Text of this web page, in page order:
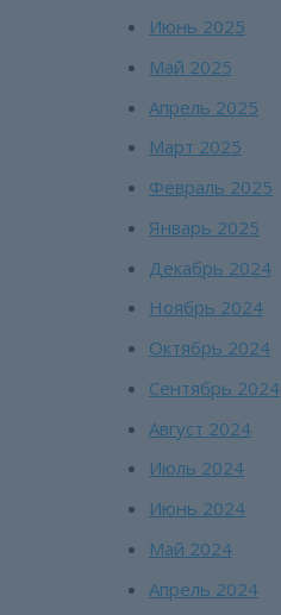
Июнь 2025
Май 2025
Апрель 2025
Март 2025
Февраль 2025
Январь 2025
Декабрь 2024
Ноябрь 2024
Октябрь 2024
Сентябрь 2024
Август 2024
Июль 2024
Июнь 2024
Май 2024
Апрель 2024